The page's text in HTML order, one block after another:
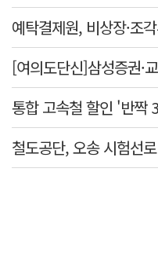
[여의도단신]삼성증권·
통합 고속철 할인 '반짝